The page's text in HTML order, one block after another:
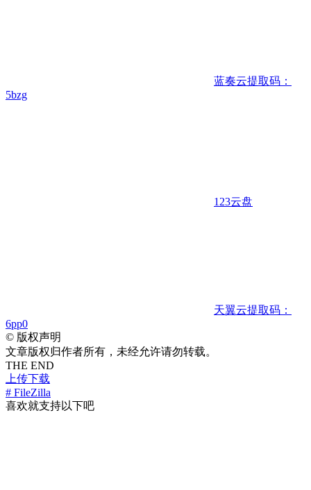
蓝奏云提取码：
5bzg
123云盘
天翼云提取码：
6pp0
© 版权声明
文章版权归作者所有，未经允许请勿转载。
THE END
上传下载
# FileZilla
喜欢就支持以下吧